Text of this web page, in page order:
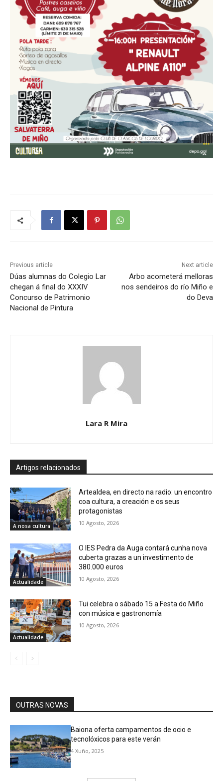
Previous article
Dúas alumnas do Colegio Lar
chegan á final do XXXIV
Concurso de Patrimonio
Nacional de Pintura
Next article
Arbo acometerá melloras
nos sendeiros do río Miño e
do Deva
Lara R Mira
Artigos relacionados
A nosa cultura
Artealdea, en directo na radio: un encontro
coa cultura, a creación e os seus
protagonistas
10 Agosto, 2026
Actualidade
O IES Pedra da Auga contará cunha nova
cuberta grazas a un investimento de
380.000 euros
10 Agosto, 2026
Actualidade
Tui celebra o sábado 15 a Festa do Miño
con música e gastronomía
10 Agosto, 2026
OUTRAS NOVAS
Baiona oferta campamentos de ocio e
tecnolóxicos para este verán
4 Xuño, 2025